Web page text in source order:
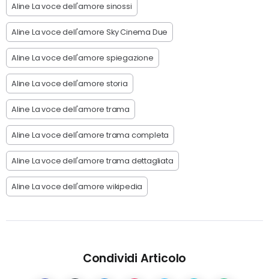
Aline La voce dell'amore sinossi
Aline La voce dell'amore Sky Cinema Due
Aline La voce dell'amore spiegazione
Aline La voce dell'amore storia
Aline La voce dell'amore trama
Aline La voce dell'amore trama completa
Aline La voce dell'amore trama dettagliata
Aline La voce dell'amore wikipedia
Condividi Articolo